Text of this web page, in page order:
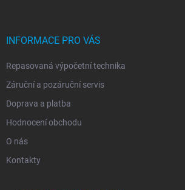
INFORMACE PRO VÁS
Repasovaná výpočetní technika
Záruční a pozáruční servis
Doprava a platba
Hodnocení obchodu
O nás
Kontakty